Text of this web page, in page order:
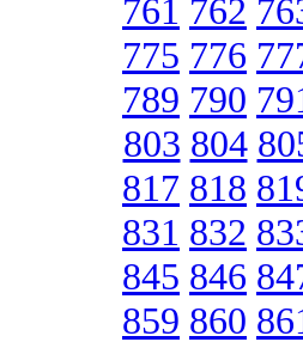
761 762
775 776
789 790
803 804
817 818
831 832
845 846
859 860